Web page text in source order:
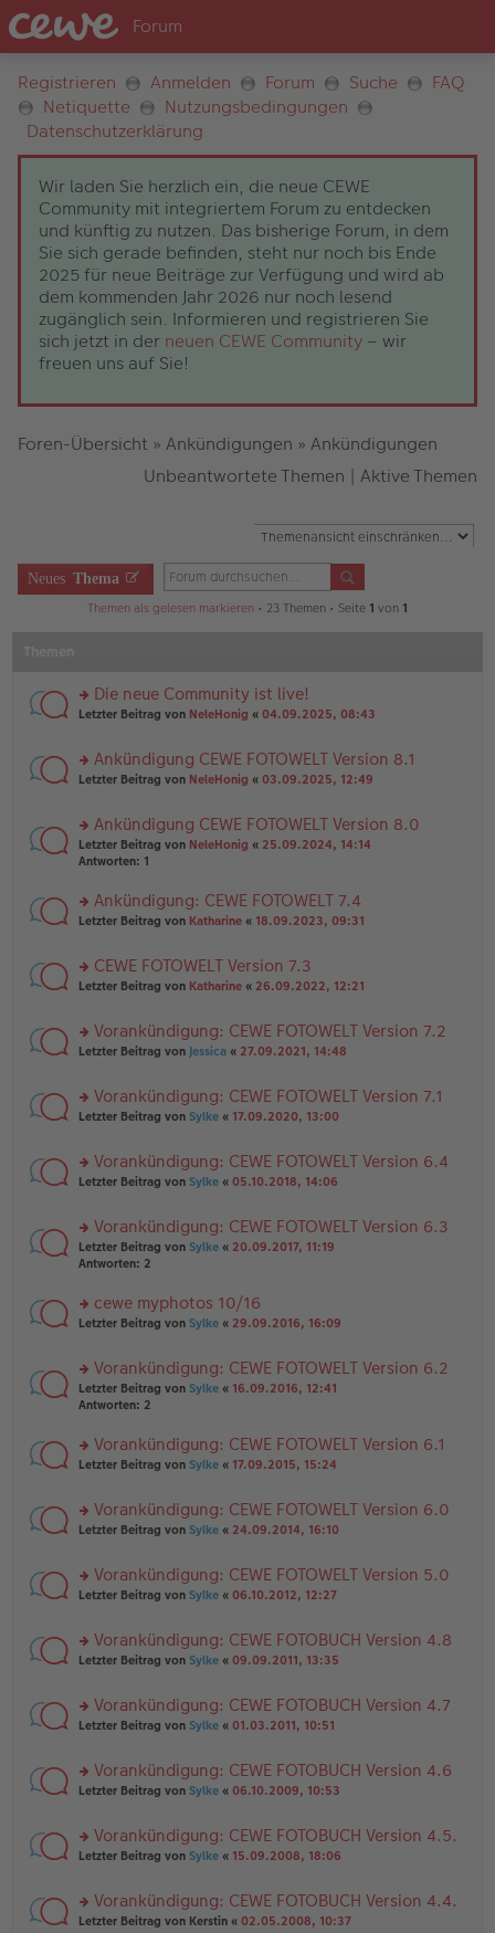
Registrieren Anmelden Forum Suche
FAQ
Netiquette
Nutzungsbedingungen
Datenschutzerklärung
Wir laden Sie herzlich ein, die neue CEWE
Community mit integriertem Forum zu entdecken
und künftig zu nutzen. Das bisherige Forum, in dem
Sie sich gerade befinden, steht nur noch bis Ende
2025 für neue Beiträge zur Verfügung und wird ab
dem kommenden Jahr 2026 nur noch lesend
zugänglich sein. Informieren und registrieren Sie
sich jetzt in der neuen CEWE Community – wir
freuen uns auf Sie!
Foren-Übersicht » Ankündigungen » Ankündigungen
Unbeantwortete Themen | Aktive Themen
Neues Thema
Themen als gelesen markieren • 23 Themen • Seite 1 von 1
rs
u
n
es
e
n
B
ei
tr
g
Die neue Community ist live!
Letzter Beitrag von NeleHonig « 04.09.2025, 08:43
rs
u
n
g
es
e
n
B
ei
tr
g
Ankündigung CEWE FOTOWELT Version 8.1
Letzter Beitrag von NeleHonig « 03.09.2025, 12:49
rs
te
n
g
es
e
n
B
ei
tr
g
Ankündigung CEWE FOTOWELT Version 8.0
Letzter Beitrag von NeleHonig « 25.09.2024, 14:14
Antworten: 1
rs
u
n
es
e
B
ei
g
Ankündigung: CEWE FOTOWELT 7.4
Letzter Beitrag von Katharine « 18.09.2023, 09:31
rs
u
n
es
e
B
ei
g
CEWE FOTOWELT Version 7.3
Letzter Beitrag von Katharine « 26.09.2022, 12:21
rs
u
n
es
e
B
ei
tr
g
Vorankündigung: CEWE FOTOWELT Version 7.2
Letzter Beitrag von Jessica « 27.09.2021, 14:48
rs
u
n
es
e
n
B
ei
tr
g
Vorankündigung: CEWE FOTOWELT Version 7.1
Letzter Beitrag von Sylke « 17.09.2020, 13:00
rs
u
n
g
es
e
n
B
ei
tr
a
Vorankündigung: CEWE FOTOWELT Version 6.4
Letzter Beitrag von Sylke « 05.10.2018, 14:06
rs
te
n
g
es
e
n
er
ei
tr
Vorankündigung: CEWE FOTOWELT Version 6.3
Letzter Beitrag von Sylke « 20.09.2017, 11:19
Antworten: 2
rs
u
n
g
es
e
n
B
ei
tr
g
cewe myphotos 10/16
Letzter Beitrag von Sylke « 29.09.2016, 16:09
rs
te
n
g
es
e
n
B
ei
tr
g
Vorankündigung: CEWE FOTOWELT Version 6.2
Letzter Beitrag von Sylke « 16.09.2016, 12:41
Antworten: 2
rs
u
n
es
e
B
ei
g
Vorankündigung: CEWE FOTOWELT Version 6.1
Letzter Beitrag von Sylke « 17.09.2015, 15:24
rs
u
n
es
e
B
ei
g
Vorankündigung: CEWE FOTOWELT Version 6.0
Letzter Beitrag von Sylke « 24.09.2014, 16:10
rs
u
n
es
e
B
ei
g
Vorankündigung: CEWE FOTOWELT Version 5.0
Letzter Beitrag von Sylke « 06.10.2012, 12:27
rs
u
n
es
e
B
ei
g
Vorankündigung: CEWE FOTOBUCH Version 4.8
Letzter Beitrag von Sylke « 09.09.2011, 13:35
rs
u
n
es
e
B
ei
Vorankündigung: CEWE FOTOBUCH Version 4.7
Letzter Beitrag von Sylke « 01.03.2011, 10:51
rs
u
n
es
e
Vorankündigung: CEWE FOTOBUCH Version 4.6
Letzter Beitrag von Sylke « 06.10.2009, 10:53
rs
u
n
Vorankündigung: CEWE FOTOBUCH Version 4.5.
Letzter Beitrag von Sylke « 15.09.2008, 18:06
rs
Vorankündigung: CEWE FOTOBUCH Version 4.4.
Letzter Beitrag von Kerstin « 02.05.2008, 10:37